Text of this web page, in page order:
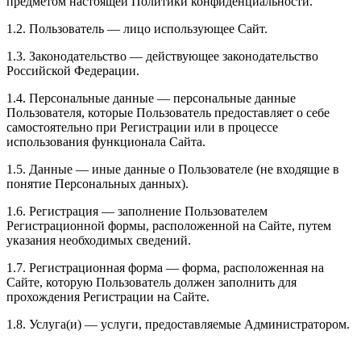
1.2. Пользователь — лицо использующее Сайт.
1.3. Законодательство — действующее законодательство
Российской Федерации.
1.4. Персональные данные — персональные данные
Пользователя, которые Пользователь предоставляет о себе
самостоятельно при Регистрации или в процессе
использования функционала Сайта.
1.5. Данные — иные данные о Пользователе (не входящие в
понятие Персональных данных).
1.6. Регистрация — заполнение Пользователем
Регистрационной формы, расположенной на Сайте, путем
указания необходимых сведений.
1.7. Регистрационная форма — форма, расположенная на
Сайте, которую Пользователь должен заполнить для
прохождения Регистрации на Сайте.
1.8. Услуга(и) — услуги, предоставляемые Администратором.